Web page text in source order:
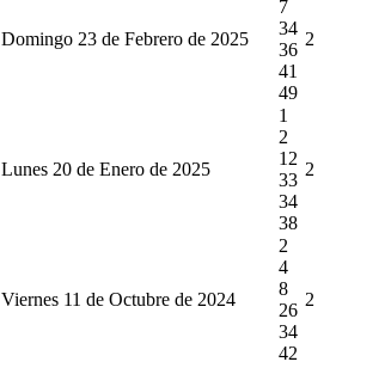
Domingo 23 de Febrero de 2025
7
34
36
41
49
2
Lunes 20 de Enero de 2025
1
2
12
33
34
38
2
Viernes 11 de Octubre de 2024
2
4
8
26
34
42
2